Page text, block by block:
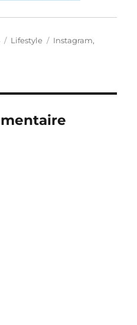
Catégories
Lifestyle Étiquettes
Instagram,